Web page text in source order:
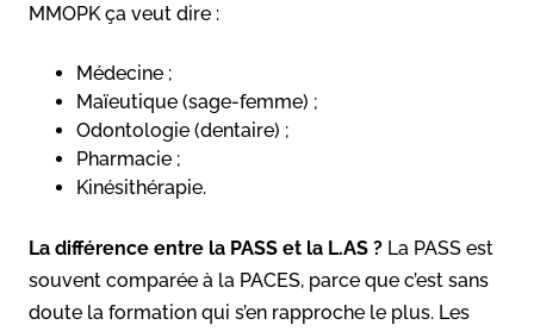
MMOPK ça veut dire :
Médecine ;
Maïeutique (sage-femme) ;
Odontologie (dentaire) ;
Pharmacie ;
Kinésithérapie.
La différence entre la PASS et la L.AS ? La PASS est
souvent comparée à la PACES, parce que c’est sans
doute la formation qui s’en rapproche le plus. Les